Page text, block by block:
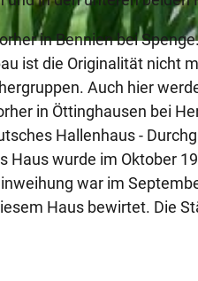
in Bennien bei
ist die Originalität nicht
Auch hier
in Öttinghausen bei
Hallenhaus -
Haus wurde im Oktober
war im
Haus bewirtet. Die